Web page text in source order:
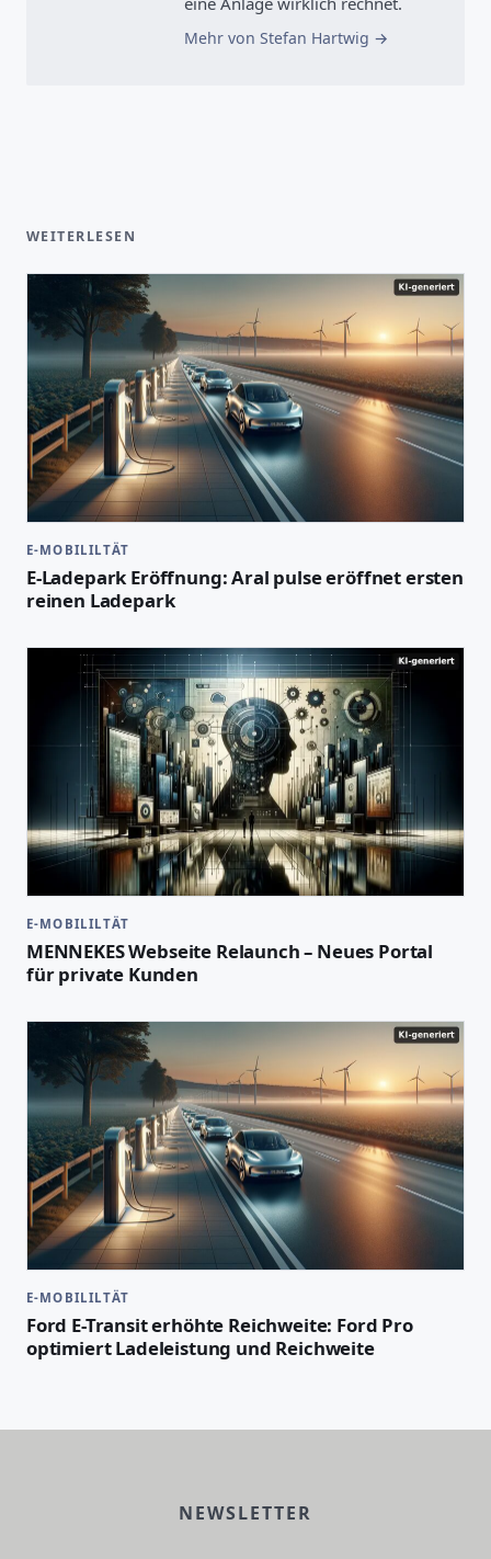
Mehr von Stefan Hartwig
WEITERLESEN
E-MOBILILTÄT
E-Ladepark Eröffnung: Aral pulse eröffnet ersten
reinen Ladepark
E-MOBILILTÄT
MENNEKES Webseite Relaunch – Neues Portal
für private Kunden
E-MOBILILTÄT
Ford E-Transit erhöhte Reichweite: Ford Pro
optimiert Ladeleistung und Reichweite
NEWSLETTER